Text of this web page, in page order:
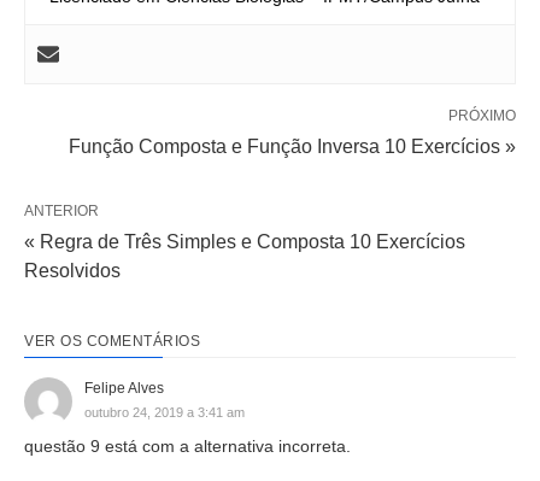
PRÓXIMO
Função Composta e Função Inversa 10 Exercícios »
ANTERIOR
« Regra de Três Simples e Composta 10 Exercícios
Resolvidos
VER OS COMENTÁRIOS
Felipe Alves
outubro 24, 2019 a 3:41 am
questão 9 está com a alternativa incorreta.